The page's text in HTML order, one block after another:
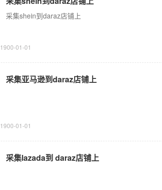
采集shein到daraz店铺上
1900-01-01
采集亚马逊到daraz店铺上
1900-01-01
采集lazada到 daraz店铺上